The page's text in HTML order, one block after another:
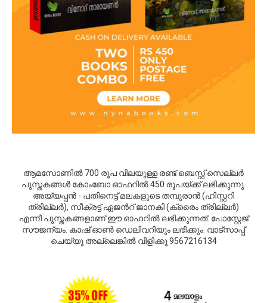
ആമസോണില്‍ 700 രൂപ വിലയുള്ള രണ്ട് ബെസ്റ്റ് സെല്ലര്‍
പുസ്തകങ്ങള്‍ കോംബോ ഓഫറില്‍ 450 രൂപയ്ക്ക് ലഭിക്കുന്നു.
അയ്യപ്പന്‍ - പതിനെട്ട് മലകളുടെ തമ്പുരാന്‍ (ഹിസ്റ്ററി
ത്രില്ലര്‍), സീക്രട്ട് ഏജന്‍റ് ജാനകി (ക്രൈം ത്രില്ലര്‍)
എന്നീ പുസ്തകങ്ങളാണ് ഈ ഓഫറില്‍ ലഭിക്കുന്നത്. പോസ്റ്റേജ്
സൗജന്യം. കാഷ് ഓണ്‍ ഡെലിവറിയും ലഭിക്കും. വാട്സാപ്പ്
ചെയ്യൂ അല്ലെങ്കില്‍ വിളിക്കൂ 9567216134